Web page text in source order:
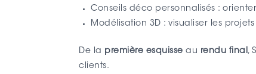
Conseils déco personnalisés :
Modélisation 3D : visualiser les
De la première esquisse au rendu final,
clients.